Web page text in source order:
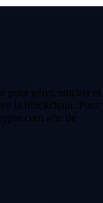
pour gérer, stocker et
la blockchain. Pour
afin de